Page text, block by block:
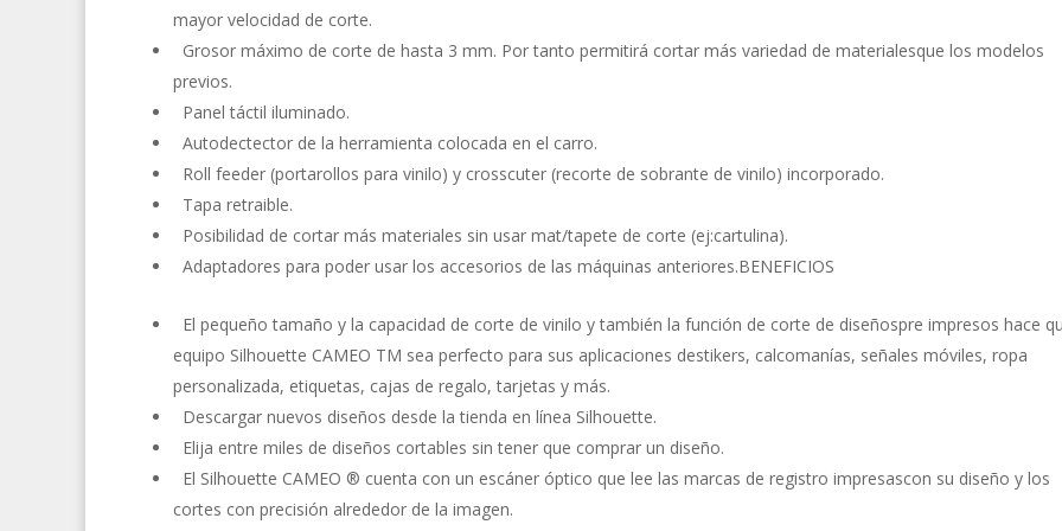
mayor velocidad de corte.
Grosor máximo de corte de hasta 3 mm. Por tanto permitirá cortar más variedad de materialesque los modelos
previos.
Panel táctil iluminado.
Autodectector de la herramienta colocada en el carro.
Roll feeder (portarollos para vinilo) y crosscuter (recorte de sobrante de vinilo) incorporado.
Tapa retraible.
Posibilidad de cortar más materiales sin usar mat/tapete de corte (ej:cartulina).
Adaptadores para poder usar los accesorios de las máquinas anteriores.BENEFICIOS
El pequeño tamaño y la capacidad de corte de vinilo y también la función de corte de diseñospre impresos hace
equipo Silhouette CAMEO TM sea perfecto para sus aplicaciones destikers, calcomanías, señales móviles, ropa
personalizada, etiquetas, cajas de regalo, tarjetas y más.
Descargar nuevos diseños desde la tienda en línea Silhouette.
Elija entre miles de diseños cortables sin tener que comprar un diseño.
El Silhouette CAMEO ® cuenta con un escáner óptico que lee las marcas de registro impresascon su diseño y los
cortes con precisión alrededor de la imagen.